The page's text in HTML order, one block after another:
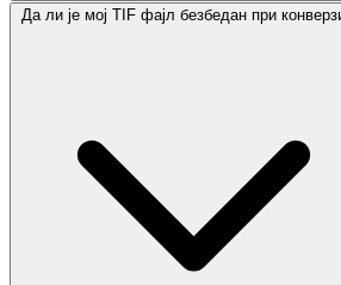
Да ли је мој TIF фајл безбедан при